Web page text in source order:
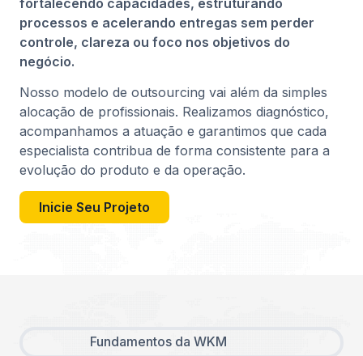
processos e acelerando entregas sem perder
controle, clareza ou foco nos objetivos do
negócio.
Nosso modelo de outsourcing vai além da simples
alocação de profissionais. Realizamos diagnóstico,
acompanhamos a atuação e garantimos que cada
especialista contribua de forma consistente para a
evolução do produto e da operação.
Inicie Seu Projeto
Fundamentos da WKM